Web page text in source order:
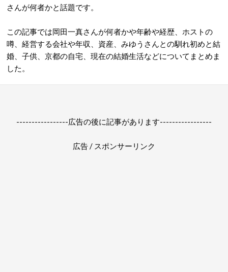
さんが何者かと話題です。
この記事では岡田一真さんが何者かや年齢や経歴、ホストの
噂、経営する会社や年収、資産、みゆうさんとの馴れ初めと結
婚、子供、京都の自宅、現在の結婚生活などについてまとめま
した。
-----------------広告の後に記事があります-----------------
広告 / スポンサーリンク